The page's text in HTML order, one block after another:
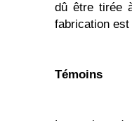
dû être tirée
fabrication est
Témoins